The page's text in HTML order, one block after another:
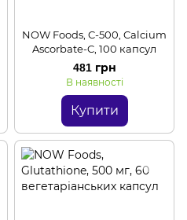
NOW Foods, C-500, Calcium
Ascorbate-C, 100 капсул
481 грн
В наявності
Купити